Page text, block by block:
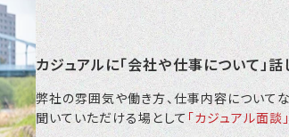
カジュアルに「会社や仕事について」話
弊社の雰囲気や働き方、仕事内容について
聞いていただける場として「カジュアル面談」